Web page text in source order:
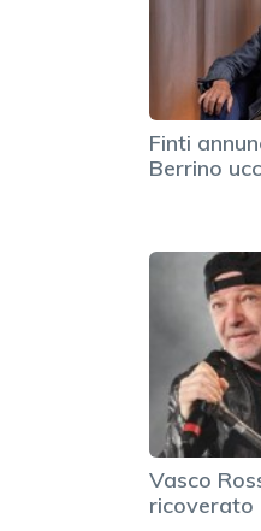
Finti
Berrino
Vasco
ricoverato